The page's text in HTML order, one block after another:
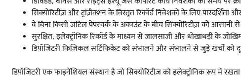
सिक्योरिटीज़ और ट्रांज़ैक्शन के विस्तृत रिकॉर्ड निवेशकों के लिए पारदर्शिता
वे बिना किसी जटिल पेपरवर्क के अकाउंट के बीच सिक्योरिटीज़ को आसानी
सुरक्षित, इलेक्ट्रॉनिक रिकॉर्ड के माध्यम से जालसाजी और धोखाधड़ी के
डिपॉजिटरी फिज़िकल सर्टिफिकेट को संभालने और संभालने से जुड़े खर्चों को
डिपॉजिटरी एक फाइनेंशियल संस्थान है जो सिक्योरिटीज़ को इलेक्ट्रॉनिक रूप में